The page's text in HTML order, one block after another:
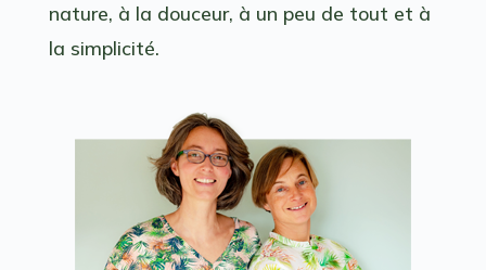
nature, à la douceur, à un peu de tout et à
la simplicité.